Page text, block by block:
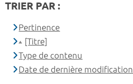
TRIER PAR :
Pertinence
[Titre]
Type de contenu
Date de dernière modification